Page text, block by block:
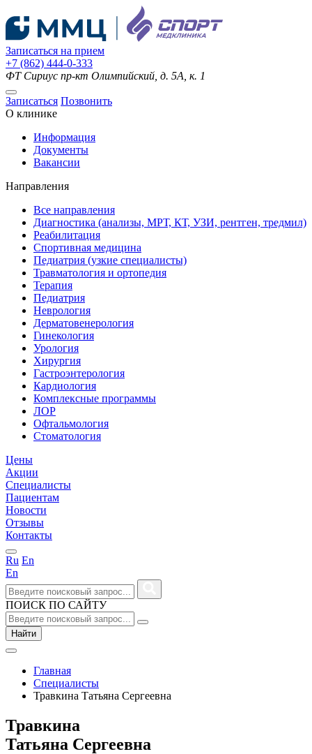
Записаться на прием
+7 (862) 444-0-333
ФТ Сириус пр-кт Олимпийский, д. 5А, к. 1
Записаться Позвонить
О клинике
Информация
Документы
Вакансии
Направления
Все направления
Диагностика (анализы, МРТ, КТ, УЗИ, рентген, тредмил)
Реабилитация
Спортивная медицина
Педиатрия (узкие специалисты)
Травматология и ортопедия
Терапия
Педиатрия
Неврология
Дерматовенерология
Гинекология
Урология
Хирургия
Гастроэнтерология
Кардиология
Комплексные программы
ЛОР
Офтальмология
Стоматология
Цены
Акции
Специалисты
Пациентам
Новости
Отзывы
Контакты
Ru En
En
ПОИСК ПО САЙТУ
Найти
Главная
Специалисты
Травкина Татьяна Сергеевна
Травкина
Татьяна Сергеевна